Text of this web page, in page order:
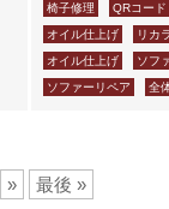
椅子修理 QRコード
オイル仕上げ
リカ
オイル仕上げ
ソフ
ソファーリペア
全
» 最後 »